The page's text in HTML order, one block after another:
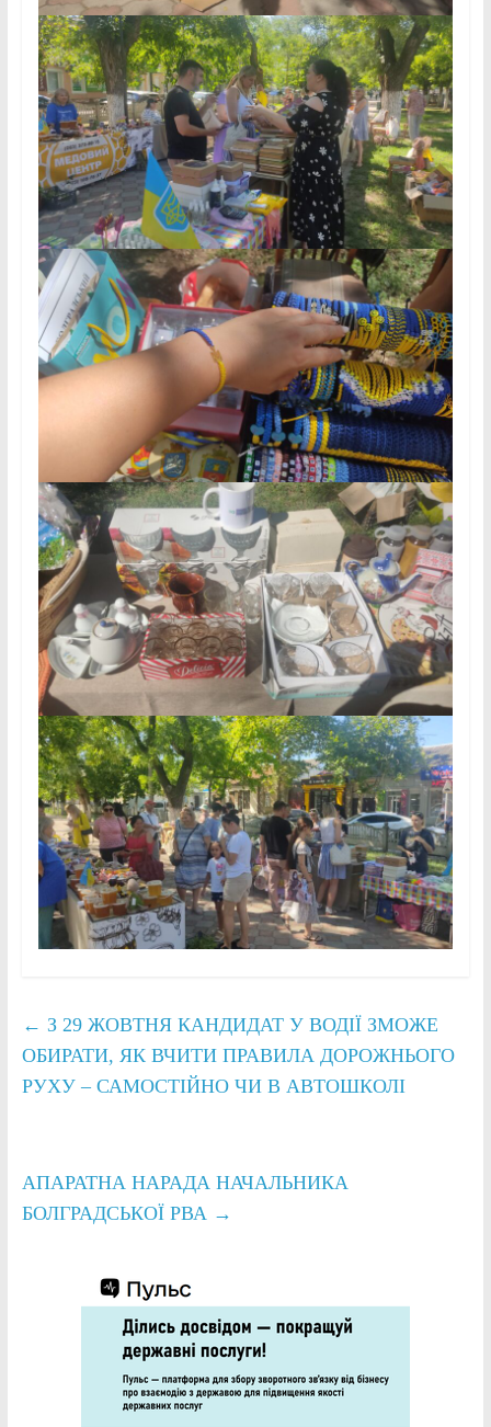
← З 29 ЖОВТНЯ КАНДИДАТ У ВОДІЇ ЗМОЖЕ
ОБИРАТИ, ЯК ВЧИТИ ПРАВИЛА ДОРОЖНЬОГО
РУХУ – САМОСТІЙНО ЧИ В АВТОШКОЛІ
АПАРАТНА НАРАДА НАЧАЛЬНИКА
БОЛГРАДСЬКОЇ РВА →